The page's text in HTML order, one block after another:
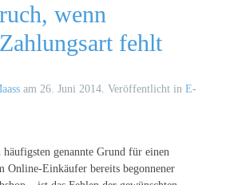
wenn
fehlt
am 26. Juni 2014. Veröffentlicht in E-
genannte Grund für einen
Online-Einkäufer bereits begonnener